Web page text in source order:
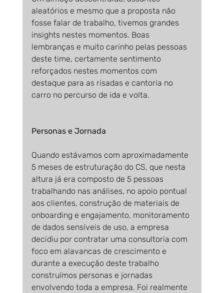
aleatórios e mesmo que a proposta não
fosse falar de trabalho, tivemos grandes
insights nestes momentos. Boas
lembranças e muito carinho pelas pessoas
deste time, certamente sentimento
reforçados nestes momentos com
destaque para as risadas e cantoria no
carro no percurso de ida e volta.
Personas e Jornada
Quando estávamos com aproximadamente
5 meses de estruturação do CS, que nesta
altura já era composto de 5 pessoas
trabalhando nas análises, no apoio pontual
aos clientes, construção de materiais de
onboarding e engajamento, monitoramento
de dados sensíveis de uso, a empresa
decidiu por contratar uma consultoria com
foco em alavancas de crescimento e
durante a execução deste trabalho
construímos personas e jornadas
envolvendo toda a empresa. Foi realmente